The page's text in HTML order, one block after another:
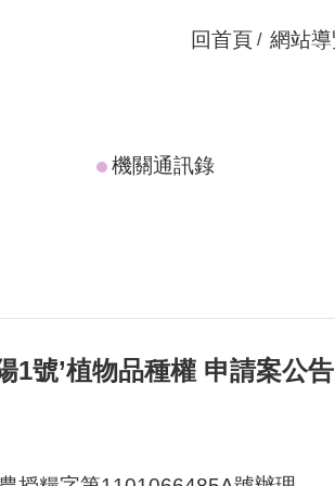
回首頁 網站導
機關通訊錄
1號’植物品種權 申請案公告